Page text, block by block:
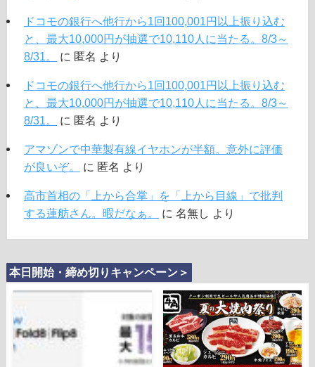
ドコモの銀行へ他行から1回100,001円以上振り込む
と、最大10,000円が抽選で10,110人に当たる。8/3～
8/31。
に 匿名 より
ドコモの銀行へ他行から1回100,001円以上振り込む
と、最大10,000円が抽選で10,110人に当たる。8/3～
8/31。
に 匿名 より
アマゾンで中華製有線イヤホンが半額。意外に評価
が良いぞ。
に 匿名 より
高市首相の「上から合掌」を「上から目線」で批判
する蓮舫さん。暇だなぁ。
に 名無し より
本日開始・締め切りキャンペーン＞